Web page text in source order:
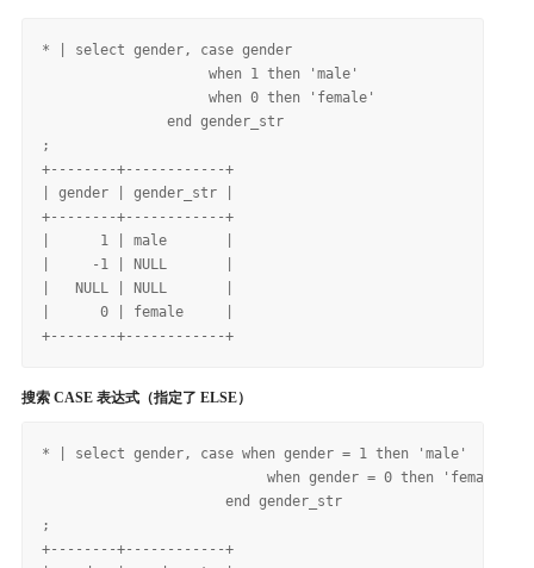
* | select gender, case gender
                    when 1 then 'male'
                    when 0 then 'female'
               end gender_str
;
+--------+------------+
| gender | gender_str |
+--------+------------+
|      1 | male       |
|     -1 | NULL       |
|   NULL | NULL       |
|      0 | female     |
搜索 CASE 表达式（指定了 ELSE）
* | select gender, case when gender = 1 then 'male'
                           when gender = 0 then 'female'
                      end gender_str
;
+--------+------------+